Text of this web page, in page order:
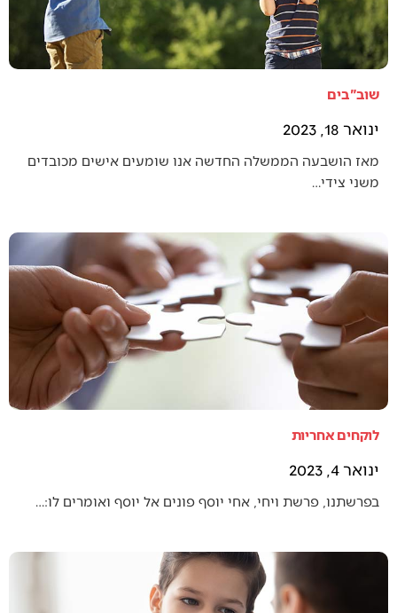
שוב"בים
ינואר 18, 2023
מאז הושבעה הממשלה החדשה אנו שומעים אישים מכובדים
משני צידי…
לוקחים אחריות
ינואר 4, 2023
בפרשתנו, פרשת ויחי, אחי יוסף פונים אל יוסף ואומרים לו:…